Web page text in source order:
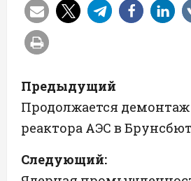
Н
а
в
и
Предыдущий
Продолжается
реактора АЭС в
Следующий: